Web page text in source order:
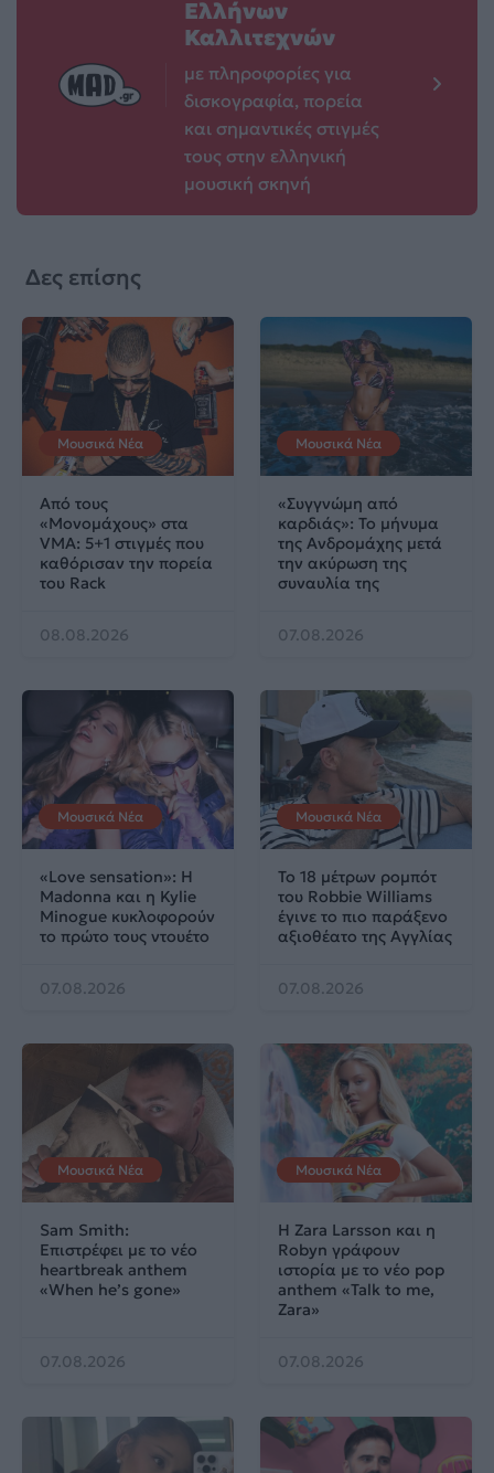
Ελλήνων
Καλλιτεχνών
με πληροφορίες για
δισκογραφία, πορεία
και σημαντικές στιγμές
τους στην ελληνική
μουσική σκηνή
Δες επίσης
Μουσικά Νέα
Από τους
«Μονομάχους» στα
VMA: 5+1 στιγμές που
καθόρισαν την πορεία
του Rack
08.08.2026
Μουσικά Νέα
«Συγγνώμη από
καρδιάς»: Το μήνυμα
της Ανδρομάχης μετά
την ακύρωση της
συναυλία της
07.08.2026
Μουσικά Νέα
«Love sensation»: Η
Madonna και η Kylie
Minogue κυκλοφορούν
το πρώτο τους ντουέτο
07.08.2026
Μουσικά Νέα
Το 18 μέτρων ρομπότ
του Robbie Williams
έγινε το πιο παράξενο
αξιοθέατο της Αγγλίας
07.08.2026
Μουσικά Νέα
Sam Smith:
Επιστρέφει με το νέο
heartbreak anthem
«When he’s gone»
07.08.2026
Μουσικά Νέα
Η Zara Larsson και η
Robyn γράφουν
ιστορία με το νέο pop
anthem «Talk to me,
Zara»
07.08.2026